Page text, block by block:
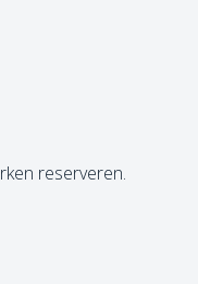
reserveren.